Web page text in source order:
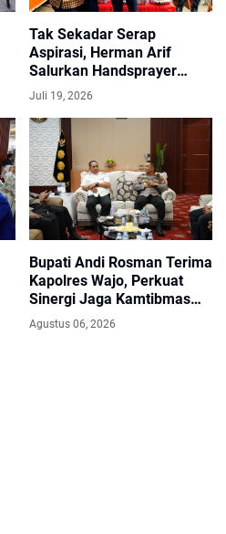
Tak Sekadar Serap
Aspirasi, Herman Arif
Salurkan Handsprayer
untuk Petani Pitumpanua
Juli 19, 2026
Bupati Andi Rosman Terima
Kapolres Wajo, Perkuat
Sinergi Jaga Kamtibmas
dan Dukung Pembangunan
Agustus 06, 2026